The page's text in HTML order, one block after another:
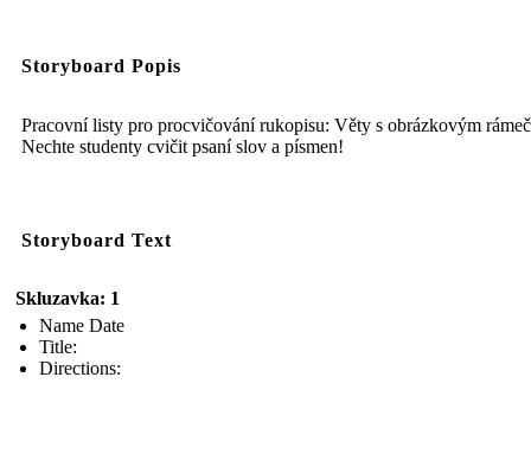
Storyboard Popis
Pracovní listy pro procvičování rukopisu: Věty s obrázkovým
Nechte studenty cvičit psaní slov a písmen!
Storyboard Text
Skluzavka: 1
Name Date
Title:
Directions: